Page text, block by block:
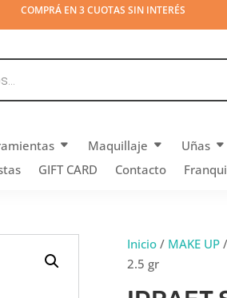
COMPRÁ EN 3 CUOTAS SIN INTERÉS
Maquillaje Uñas
GIFT CARD Contacto
Inicio/ MAKE UP/
2.5 gr